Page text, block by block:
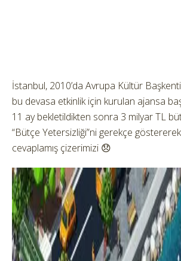
İstanbul, 2010’da Avrupa Kültür
bu devasa etkinlik için kurulan ajansa
11 ay bekletildikten sonra 3 milyar TL
“Bütçe Yetersizliği”ni gerekçe
cevaplamış çizerimizi 😞